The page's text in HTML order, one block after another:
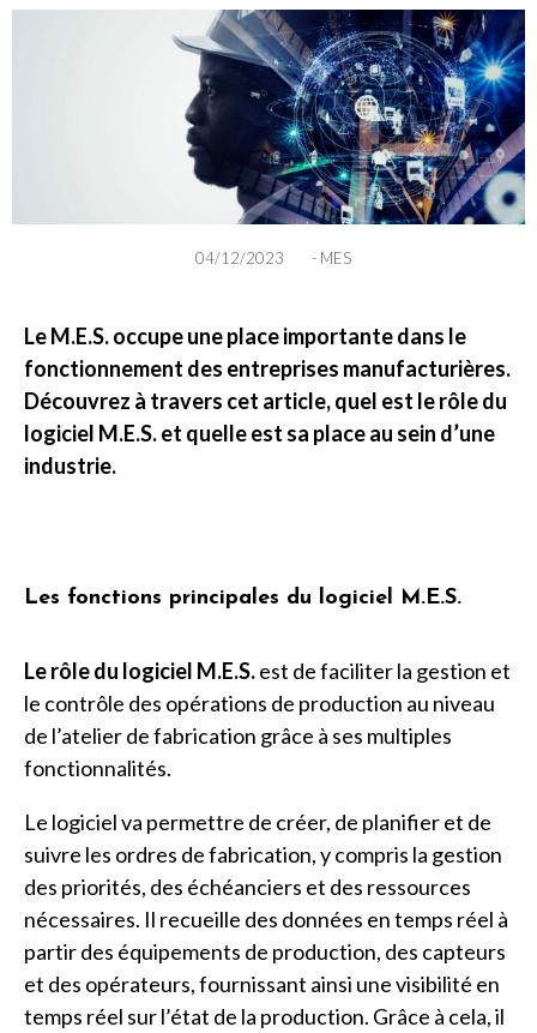
04/12/2023 - MES
Le M.E.S. occupe une place importante dans le
fonctionnement des entreprises manufacturières.
Découvrez à travers cet article, quel est le rôle du
logiciel M.E.S. et quelle est sa place au sein d’une
industrie.
Les fonctions principales du logiciel M.E.S.
Le rôle du logiciel M.E.S.est de faciliter la gestion et
le contrôle des opérations de production au niveau
de l’atelier de fabrication grâce à ses multiples
fonctionnalités.
Le logiciel va permettre de créer, de planifier et de
suivre les ordres de fabrication, y compris la gestion
des priorités, des échéanciers et des ressources
nécessaires. Il recueille des données en temps réel à
partir des équipements de production, des capteurs
et des opérateurs, fournissant ainsi une visibilité en
temps réel sur l’état de la production. Grâce à cela, il